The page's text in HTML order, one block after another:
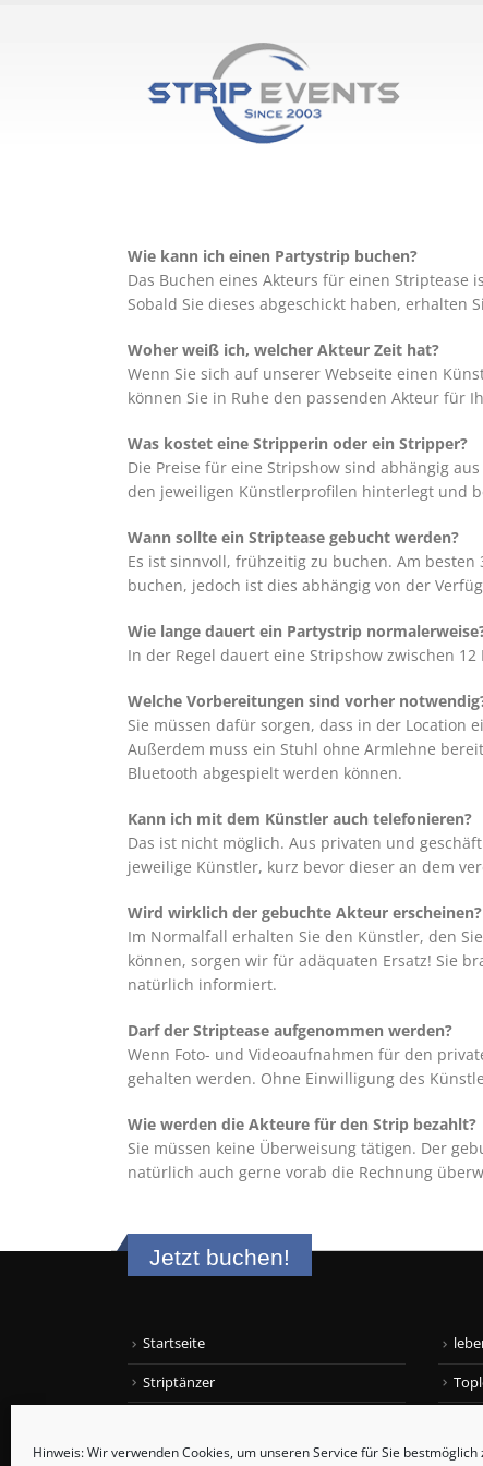
Hinweis: Wir verwenden Cookies, um unseren Service für Sie
Wie kann ich einen Partystrip buchen?
Das Buchen eines Akteurs für einen
Sobald Sie dieses abgeschickt haben, erhalten
Woher weiß ich, welcher Akteur Zeit hat?
Wenn Sie sich auf unserer Webseite einen
können Sie in Ruhe den passenden Akteur für
Was kostet eine Stripperin oder ein Stripper?
Die Preise für eine Stripshow sind abhängig
den jeweiligen Künstlerprofilen hinterlegt und
Wann sollte ein Striptease gebucht werden?
Es ist sinnvoll, frühzeitig zu buchen. Am
buchen, jedoch ist dies abhängig von der
Wie lange dauert ein Partystrip
In der Regel dauert eine Stripshow zwischen
Welche Vorbereitungen sind vorher
Sie müssen dafür sorgen, dass in der
Außerdem muss ein Stuhl ohne Armlehne
Bluetooth abgespielt werden können.
Kann ich mit dem Künstler auch telefonieren?
Das ist nicht möglich. Aus privaten und
jeweilige Künstler, kurz bevor dieser an dem
Wird wirklich der gebuchte Akteur erscheinen?
Im Normalfall erhalten Sie den Künstler, den
können, sorgen wir für adäquaten Ersatz! Sie
natürlich informiert.
Darf der Striptease aufgenommen werden?
Wenn Foto- und Videoaufnahmen für den
gehalten werden. Ohne Einwilligung des
Wie werden die Akteure für den Strip bezahlt?
Sie müssen keine Überweisung tätigen. Der
natürlich auch gerne vorab die Rechnung
Jetzt buchen!
Startseite
Striptänzer